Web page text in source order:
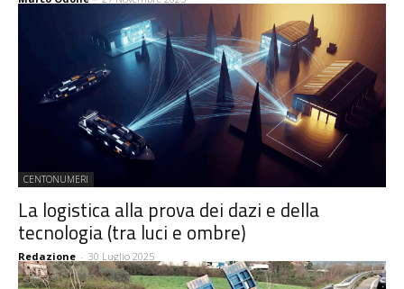
CENTONUMERI
La logistica alla prova dei dazi e della
tecnologia (tra luci e ombre)
Redazione - 30 Luglio 2025